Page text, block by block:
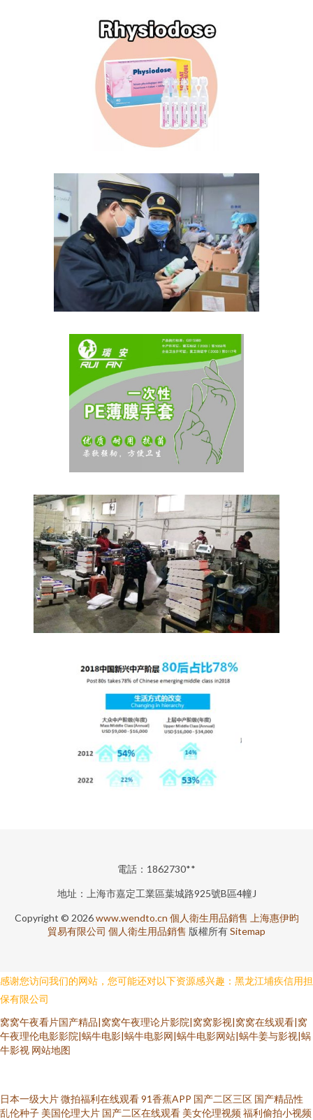
電話：1862730**
地址：上海市嘉定工業區葉城路925號B區4幢J
Copyright © 2026www.wendto.cn 個人衛生用品銷售 上海惠伊昀
貿易有限公司 個人衛生用品銷售 版權所有Sitemap
感谢您访问我们的网站，您可能还对以下资源感兴趣：黑龙江埔疾信用担
保有限公司
窝窝午夜看片国产精品|窝窝午夜理论片影院|窝窝影视|窝窝在线观看|窝
午夜理伦电影影院|蜗牛电影|蜗牛电影网|蜗牛电影网站|蜗牛姜与影视|蜗
牛影视 网站地图
欧美日韩亚洲欧美 日韩大无码视频一区 99中文字幕 蜜桃视频网 无码激情
日本一级大片微拍福利在线观看91香蕉APP 国产二区三区 国产精品性
乱伦种子 美国伦理大片 国产二区在线观看 美女伦理视频福利偷拍小视频